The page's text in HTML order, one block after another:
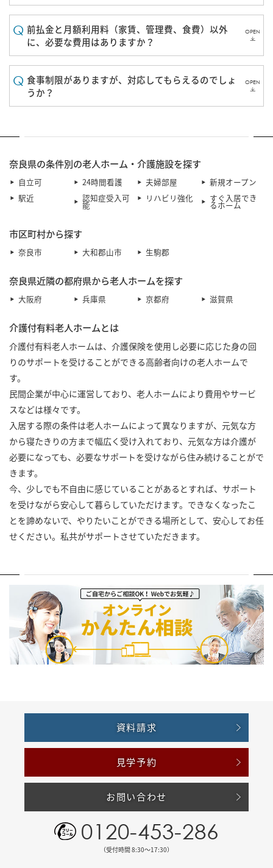
前払金と月額利用料（家賃、管理費、食費）以外
に、必要な費用はありますか？
OPEN
食事制限がありますが、対応してもらえるのでしょ
うか？
OPEN
奈良県の条件別の老人ホーム・介護施設を探す
自立可 24時間看護 夫婦部屋
新規オープン
駅近
認知症受入可
能
リハビリ強化 すぐ入居でき
るホーム
市区町村から探す
奈良市 大和郡山市 生駒郡
奈良県近隣の都府県から老人ホームを探す
大阪府 兵庫県 京都府 滋賀県
介護付有料老人ホームとは
介護付有料老人ホームは、介護保険を使用し必要に応じた身の回
りのサポートを受けることができる高齢者向けの老人ホームで
す。
民間企業が中心に運営しており、老人ホームにより費用やサービ
スなどは様々です。
入居する際の条件は老人ホームによって異なりますが、元気な方
から寝たきりの方まで幅広く受け入れており、元気な方は介護が
必要になっても、必要なサポートを受けながら住み続けることがで
きます。
今、少しでも不自由に感じていることがあるとすれば、サポート
を受けながら安心して暮らしていただけます。できなくなったこ
とを諦めないで、やりたいことができる場所として、安心してお任
せください。私共がサポートさせていただきます。
資料請求
見学予約
お問い合わせ
0120-453-286
（受付時間 8:30〜17:30）